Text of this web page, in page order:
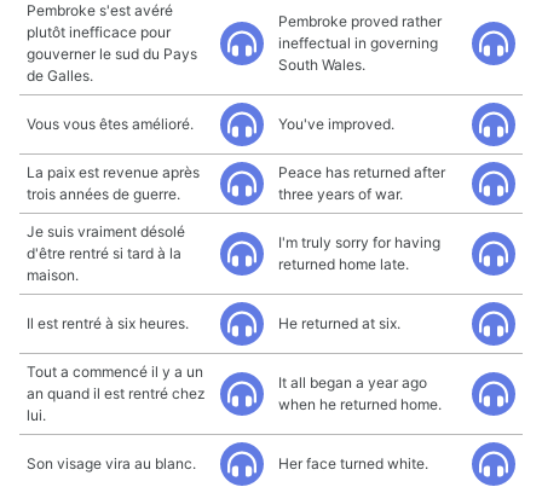
Pembroke s'est avéré
plutôt inefficace pour
gouverner le sud du Pays
de Galles.
Pembroke proved rather
ineffectual in governing
South Wales.
Vous vous êtes amélioré. You've improved.
La paix est revenue après
trois années de guerre.
Peace has returned after
three years of war.
Je suis vraiment désolé
d'être rentré si tard à la
maison.
I'm truly sorry for having
returned home late.
Il est rentré à six heures. He returned at six.
Tout a commencé il y a un
an quand il est rentré chez
lui.
It all began a year ago
when he returned home.
Son visage vira au blanc. Her face turned white.